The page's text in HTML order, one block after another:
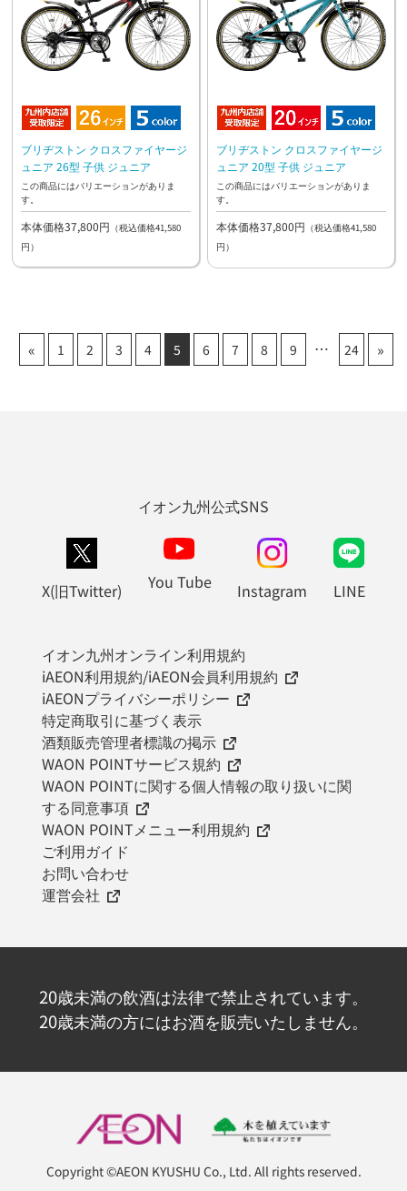
ブリヂストン クロスファイヤージ
ュニア 26型 子供 ジュニア
この商品にはバリエーションがありま
す。
本体価格37,800円 （税込価格41,580
円）
ブリヂストン クロスファイヤージ
ュニア 20型 子供 ジュニア
この商品にはバリエーションがありま
す。
本体価格37,800円 （税込価格41,580
円）
« 1 2 3 4 5 6 7 8 9 24 »
イオン九州公式SNS
X(旧Twitter) You Tube Instagram LINE
イオン九州オンライン利用規約
iAEON利用規約/iAEON会員利用規約
iAEONプライバシーポリシー
特定商取引に基づく表示
酒類販売管理者標識の掲示
WAON POINTサービス規約
WAON POINTに関する個人情報の取り扱いに関
する同意事項
WAON POINTメニュー利用規約
ご利用ガイド
お問い合わせ
運営会社
20歳未満の飲酒は法律で禁止されています。
20歳未満の方にはお酒を販売いたしません。
Copyright ©AEON KYUSHU Co., Ltd. All rights reserved.